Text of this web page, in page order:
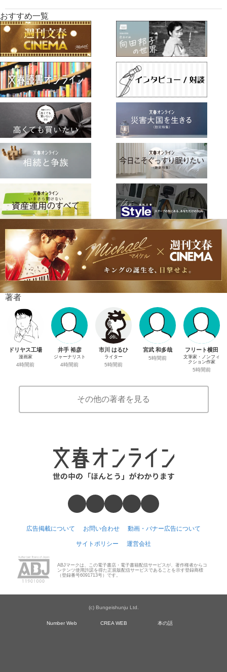
おすすめ一覧
著者
ドリヤス工場
漫画家
4時間前
井手 裕彦
ジャーナリスト
4時間前
市川 はるひ
ライター
5時間前
宮武 和多哉
5時間前
フリート横田
文筆家・ノンフィ
クション作家
5時間前
その他の著者を見る
広告掲載について お問い合わせ 動画・バナー広告について
サイトポリシー 運営会社
ABJマークは、この電子書店・電子書籍配信サービスが、著作権者からコ
ンテンツ使用許諾を得た正規版配信サービスであることを示す登録商標
（登録番号6091713号）です。
(c) Bungeishunju Ltd.
Number Web CREA WEB 本の話